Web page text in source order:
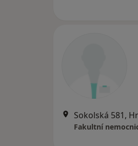
Sokolská 581,
Fakultní